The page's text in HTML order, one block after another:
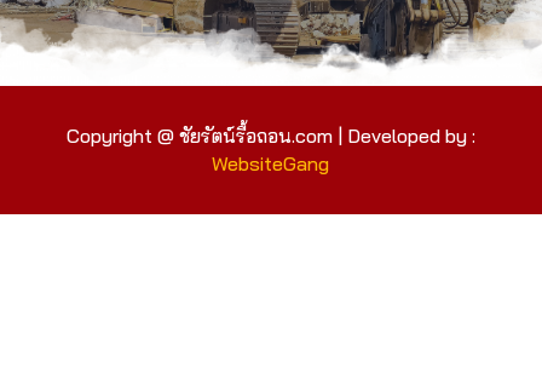
Copyright @ ชัยรัตน์รื้อถอน.com | Developed by :
WebsiteGang